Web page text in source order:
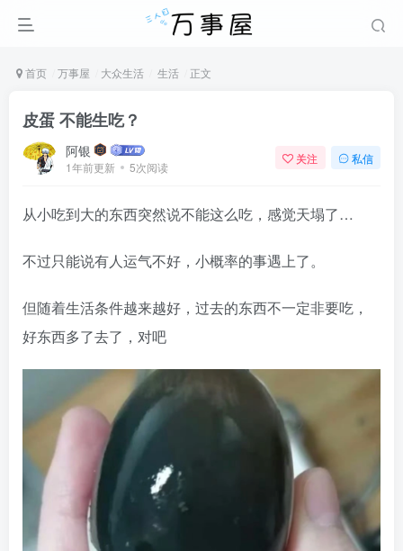
首页 万事屋 大众生活 生活 正文
皮蛋 不能生吃？
阿银
1年前更新 5次阅读
关注 私信
从小吃到大的东西突然说不能这么吃，感觉天塌了…
不过只能说有人运气不好，小概率的事遇上了。
但随着生活条件越来越好，过去的东西不一定非要吃，
好东西多了去了，对吧